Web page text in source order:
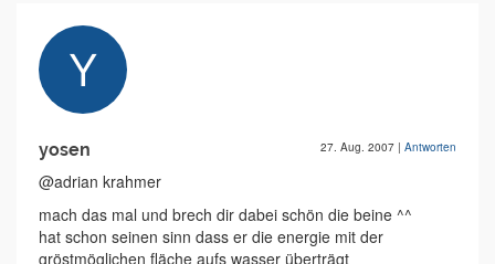
yosen 27. Aug. 2007 | Antworten
@adrian krahmer
mach das mal und brech dir dabei schön die beine ^^
hat schon seinen sinn dass er die energie mit der
gröstmöglichen fläche aufs wasser überträgt